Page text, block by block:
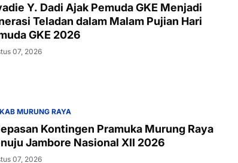
Y. Dadi Ajak Pemuda GKE Menjadi
Teladan dalam Malam Pujian Hari
GKE 2026
07, 2026
MURUNG RAYA
Kontingen Pramuka Murung Raya
Jambore Nasional XII 2026
07, 2026